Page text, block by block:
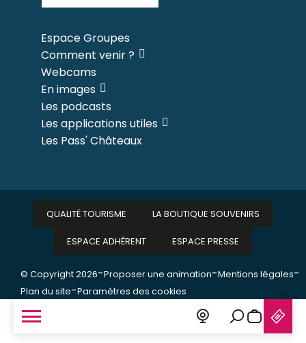
Recherche
Espace Groupes
Comment venir ?
Webcams
En images
Les podcasts
Les applications utiles
Les Pass' Châteaux
© Copyright 2026-Proposer une animation-Mentions légales-
Plan du site-Paramètres des cookies
QUALITÉ TOURISME LA BOUTIQUE SOUVENIRS
ESPACE ADHÉRENT ESPACE PRESSE